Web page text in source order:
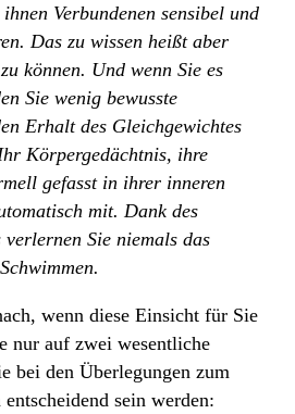
Verbundenen sensibel und
Das zu wissen heißt aber
können. Und wenn Sie es
Sie wenig bewusste
Erhalt des Gleichgewichtes
Körpergedächtnis, ihre
gefasst in ihrer inneren
mit. Dank des
verlernen Sie niemals das
wenn diese Einsicht für Sie
nur auf zwei wesentliche
bei den Überlegungen zum
sein werden: